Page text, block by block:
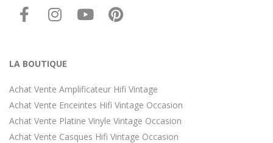
LA BOUTIQUE
Achat Vente Amplificateur Hifi Vintage
Achat Vente Enceintes Hifi Vintage Occasion
Achat Vente Platine Vinyle Vintage Occasion
Achat Vente Casques Hifi Vintage Occasion